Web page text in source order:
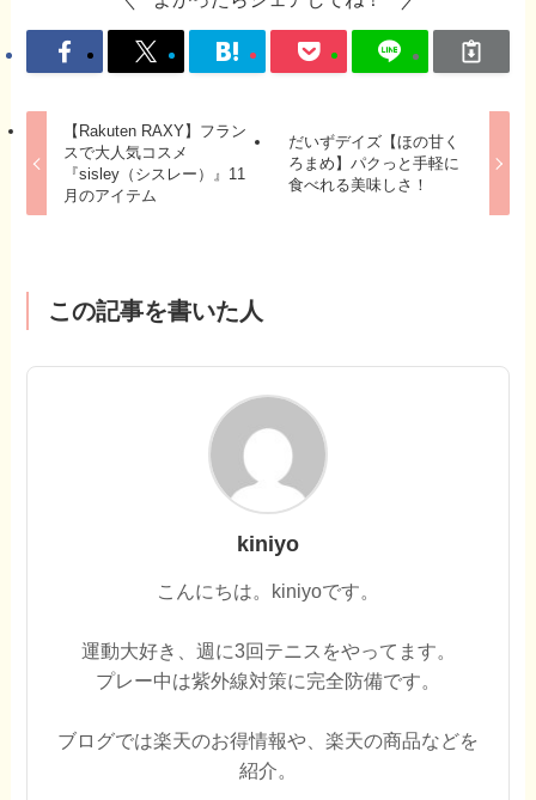
【Rakuten RAXY】フラン
スで大人気コスメ
『sisley（シスレー）』11
月のアイテム
だいずデイズ【ほの甘く
ろまめ】パクっと手軽に
食べれる美味しさ！
この記事を書いた人
kiniyo
こんにちは。kiniyoです。
運動大好き、週に3回テニスをやってます。
プレー中は紫外線対策に完全防備です。
ブログでは楽天のお得情報や、楽天の商品などを
紹介。